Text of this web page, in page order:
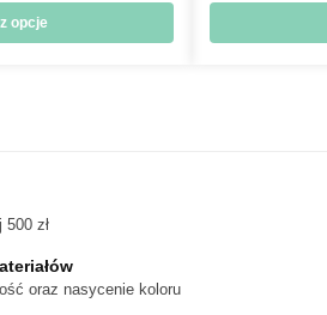
od
18 zł
opcje
można
wybrać
na
zł
oraz nasycenie koloru